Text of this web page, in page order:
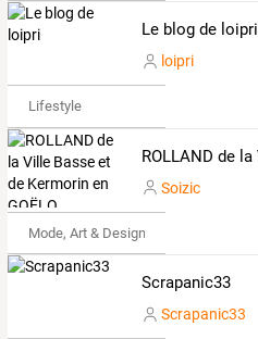
Le blog de loipri
loipri
Lifestyle
Soizic
Mode, Art & Design
Scrapanic33
Scrapanic33